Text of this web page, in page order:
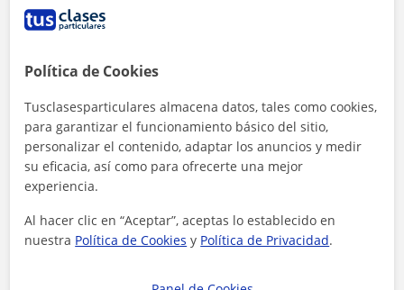
Al hacer clic, aceptas nuestro aviso legaly deprivacidad
Contactar ahora
Política de Cookies
Tusclasesparticulares almacena datos, tales como cookies,
para garantizar el funcionamiento básico del sitio,
personalizar el contenido, adaptar los anuncios y medir
su eficacia, así como para ofrecerte una mejor
experiencia.
Al hacer clic en “Aceptar”, aceptas lo establecido en
nuestra Política de Cookies y Política de Privacidad.